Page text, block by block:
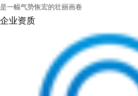
是一幅气势恢宏的壮丽画卷
企业资质